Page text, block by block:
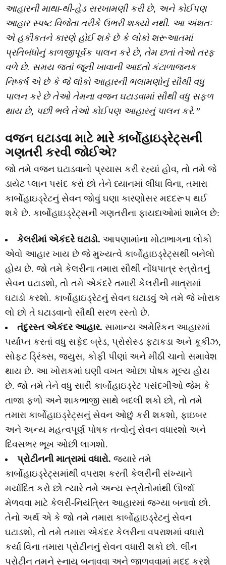
આહારની માથા-થી-હેડ સરખામણી કરી છે, અને કોઈપણ
આહાર સ્પષ્ટ વિજેતા તરીકે ઉભરી શક્યો નથી. આ અંશતઃ
એ હકીકતને કારણે હોઈ શકે છે કે લોકો શરૂઆતમાં
પ્રતિબંધોનું કાળજીપૂર્વક પાલન કરે છે, તેમ છતાં તેઓ તરફ
વળે છે. સમય જતાં જૂની ખાવાની આદતો કંટાળાજનક
નિષ્કર્ષ એ છે કે જે લોકો આહારની ભલામણોનું સૌથી વધુ
પાલન કરે છે તેઓ તેમના વજન ઘટાડવામાં સૌથી વધુ સફળ
થાય છે, પછી ભલે તેઓ કોઈપણ આહારનું પાલન કરે.”
વજન ઘટાડવા માટે મારે કાર્બોહાઇડ્રેટ્સની
ગણતરી કરવી જોઈએ?
જો તમે વજન ઘટાડવાનો પ્રયાસ કરી રહ્યાં હોવ, તો તમે જે
ડાયેટ પ્લાન પસંદ કરો છો તેને ધ્યાનમાં લીધા વિના, તમારા
કાર્બોહાઇડ્રેટનું સેવન જોવું ઘણા કારણોસર મદદરૂપ થઈ
શકે છે. કાર્બોહાઇડ્રેટ્સની ગણતરીના ફાયદાઓમાં શામેલ છે:
કેલરીમાં એકંદરે ઘટાડો. આપણામાંના મોટાભાગના લોકો
એવો આહાર ખાય છે જે મુખ્યત્વે કાર્બોહાઇડ્રેટ્સથી બનેલો
હોય છે. જો તમે કેલરીના તમારા સૌથી નોંધપાત્ર સ્ત્રોતનું
સેવન ઘટાડશો, તો તમે એકંદરે તમારી કેલરીની માત્રામાં
ઘટાડો કરશો. કાર્બોહાઇડ્રેટનું સેવન ઘટાડવું એ તમે જે ખોરાક
લો છો તે ઘટાડવાનો સૌથી સરળ રસ્તો છે.
તંદુરસ્ત એકંદર આહાર. સામાન્ય અમેરિકન આહારમાં
પર્યાપ્ત કરતાં વધુ સફેદ બ્રેડ, પ્રોસેસ્ડ ફટાકડા અને કૂકીઝ,
સોફ્ટ ડ્રિંક્સ, જ્યુસ, કોફી પીણાં અને મીઠી ચાનો સમાવેશ
થાય છે. આ ખોરાકમાં ઘણી વખત ઓછા પોષક મૂલ્ય હોય
છે. જો તમે તેને વધુ સારી કાર્બોહાઇડ્રેટ પસંદગીઓ જેમ કે
તાજા ફળો અને શાકભાજી સાથે બદલી શકો છો, તો તમે
તમારા કાર્બોહાઇડ્રેટ્સનું સેવન ઓછું કરી શકશો, ફાઇબર
અને અન્ય મહત્વપૂર્ણ પોષક તત્વોનું સેવન વધારશો અને
દિવસભર ભૂખ ઓછી લાગશો.
પ્રોટીનની માત્રામાં વધારો. જ્યારે તમે
કાર્બોહાઇડ્રેટ્સમાંથી વપરાશ કરતી કેલરીની સંખ્યાને
મર્યાદિત કરો છો ત્યારે તમે અન્ય સ્ત્રોતોમાંથી ઊર્જા
મેળવવા માટે કેલરી-નિયંત્રિત આહારમાં જગ્યા બનાવો છો.
તેનો અર્થ એ કે જો તમે તમારા કાર્બોહાઇડ્રેટનું સેવન
ઘટાડશો, તો તમે તમારા એકંદર કેલરીના વપરાશમાં વધારો
કર્યા વિના તમારા પ્રોટીનનું સેવન વધારી શકો છો. લીન
પ્રોટીન તમને સ્નાયુ બનાવવા અને જાળવવામાં મદદ કરશે